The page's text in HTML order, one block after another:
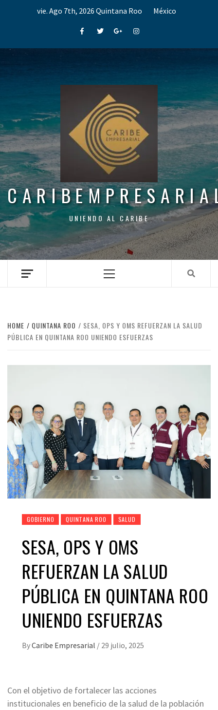
vie. Ago 7th, 2026 Quintana Roo México
FacebookTwitterGoogle+Instagram
UNIENDO AL CARIBE
Menu
HOME QUINTANA ROO
SESA, OPS Y OMS REFUERZAN LA SALUD
PÚBLICA EN QUINTANA ROO UNIENDO ESFUERZAS
GOBIERNO QUINTANA ROO SALUD
SESA, OPS Y OMS
REFUERZAN LA SALUD
PÚBLICA EN QUINTANA ROO
UNIENDO ESFUERZAS
ByCaribe Empresarial / 29 julio, 2025
Con el objetivo de fortalecer las acciones
institucionales en beneficio de la salud de la población